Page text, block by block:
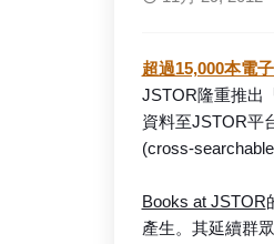
超過15,000本電
JSTOR隆重推出
資料至JSTOR平
(cross-
Books at JSTOR
產生。其延續群